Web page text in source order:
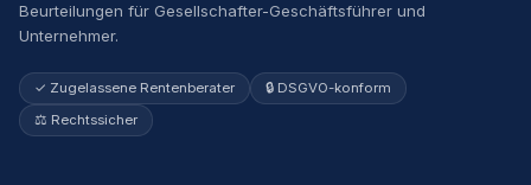
Beurteilungen für Gesellschafter-Geschäftsführer und
Unternehmer.
✓ Zugelassene Rentenberater
🔒 DSGVO-konform
⚖️ Rechtssicher